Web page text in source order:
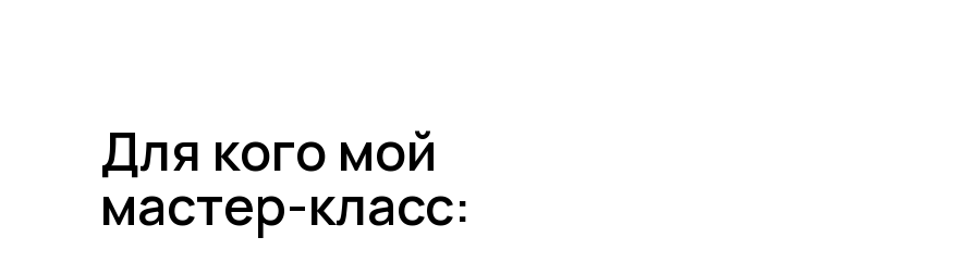
Для кого мой
мастер-класс: